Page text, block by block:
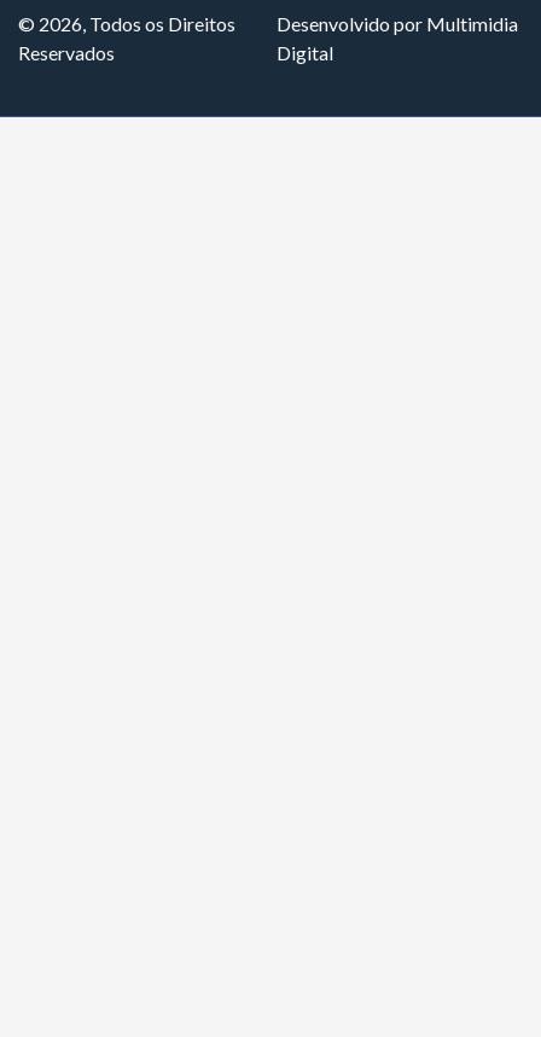
© 2026, Todos os Direitos
Reservados
Desenvolvido por Multimidia
Digital